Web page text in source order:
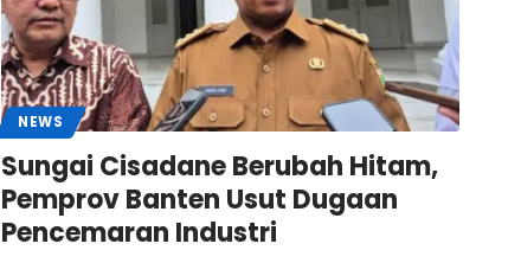
NEWS
Sungai Cisadane Berubah Hitam,
Pemprov Banten Usut Dugaan
Pencemaran Industri